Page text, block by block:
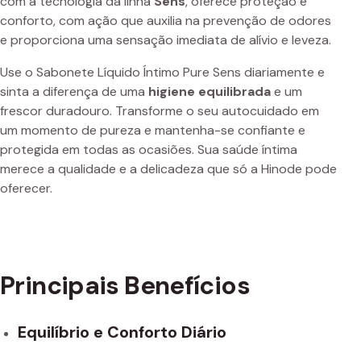
conforto, com ação que auxilia na prevenção de odores
e proporciona uma sensação imediata de alívio e leveza.
Use o Sabonete Líquido Íntimo Pure Sens diariamente e
sinta a diferença de uma higiene equilibradae um
frescor duradouro. Transforme o seu autocuidado em
um momento de pureza e mantenha-se confiante e
protegida em todas as ocasiões. Sua saúde íntima
merece a qualidade e a delicadeza que só a Hinode pode
oferecer.
Principais Benefícios
Equilíbrio e Conforto Diário